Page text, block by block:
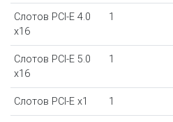
Слотов PCI-E 4.0
x16
1
Слотов PCI-E 5.0
x16
1
Слотов PCI-E x1 1